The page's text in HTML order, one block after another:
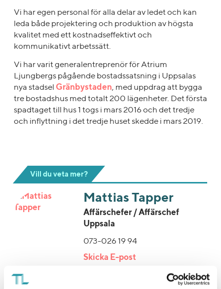
Vi har egen personal för alla delar av ledet och kan
leda både projektering och produktion av högsta
kvalitet med ett kostnadseffektivt och
kommunikativt arbetssätt.
Vi har varit generalentreprenör för Atrium
Ljungbergs pågående bostadssatsning i Uppsalas
nya stadsel Gränbystaden, med uppdrag att bygga
tre bostadshus med totalt 200 lägenheter. Det första
spadtaget till hus 1 togs i mars 2016 och det tredje
och inflyttning i det tredje huset skedde i mars 2019.
Vill du veta mer?
Mattias Tapper
Affärschefer / Affärschef
Uppsala
073-026 19 94
Skicka E-post